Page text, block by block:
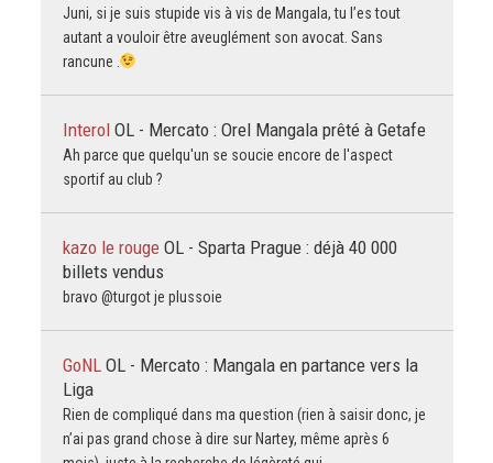
Juni, si je suis stupide vis à vis de Mangala, tu l’es tout
autant a vouloir être aveuglément son avocat. Sans
rancune .
Interol OL - Mercato : Orel Mangala prêté à Getafe
Ah parce que quelqu'un se soucie encore de l'aspect
sportif au club ?
kazo le rouge OL - Sparta Prague : déjà 40 000
billets vendus
bravo @turgot je plussoie
GoNL OL - Mercato : Mangala en partance vers la
Liga
Rien de compliqué dans ma question (rien à saisir donc, je
n’ai pas grand chose à dire sur Nartey, même après 6